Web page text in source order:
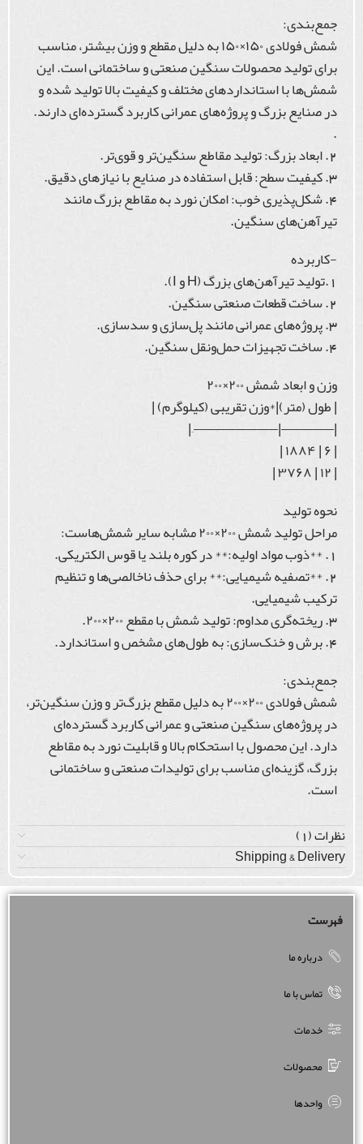
جمع‌بندی:
شمش فولادی ۱۵۰×۱۵۰ به دلیل مقطع و وزن بیشتر، مناسب
برای تولید محصولات سنگین صنعتی و ساختمانی است. این
شمش‌ها با استانداردهای مختلف و کیفیت بالا تولید شده و
در صنایع بزرگ و پروژه‌های عمرانی کاربرد گسترده‌ای دارند.
.
2. ابعاد بزرگ: تولید مقاطع سنگین‌تر و قوی‌تر.
3. کیفیت سطح: قابل استفاده در صنایع با نیازهای دقیق.
4. شکل‌پذیری خوب: امکان نورد به مقاطع بزرگ مانند
تیرآهن‌های سنگین.
-کاربرده
1.تولید تیرآهن‌های بزرگ (H و I).
2. ساخت قطعات صنعتی سنگین.
3. پروژه‌های عمرانی مانند پل‌سازی و سدسازی.
4. ساخت تجهیزات حمل‌ونقل سنگین.
وزن و ابعاد شمش ۲۰۰×۲۰۰
| طول (متر)|*وزن تقریبی (کیلوگرم) |
|—————|————————–|
| ۶ | ۱۸۸۴ |
| ۱۲ | ۳۷۶۸ |
نحوه تولید
مراحل تولید شمش ۲۰۰×۲۰۰ مشابه سایر شمش‌هاست:
1. **ذوب مواد اولیه:** در کوره بلند یا قوس الکتریکی.
2. **تصفیه شیمیایی:** برای حذف ناخالصی‌ها و تنظیم
ترکیب شیمیایی.
3. ریخته‌گری مداوم: تولید شمش با مقطع ۲۰۰×۲۰۰.
4. برش و خنک‌سازی: به طول‌های مشخص و استاندارد.
جمع‌بندی:
شمش فولادی ۲۰۰×۲۰۰ به دلیل مقطع بزرگ‌تر و وزن سنگین‌تر،
در پروژه‌های سنگین صنعتی و عمرانی کاربرد گسترده‌ای
دارد. این محصول با استحکام بالا و قابلیت نورد به مقاطع
بزرگ، گزینه‌ای مناسب برای تولیدات صنعتی و ساختمانی
است.
نظرات (1)
Shipping & Delivery
فهرست
درباره ما
تماس با ما
خدمات
محصولات
واحدها